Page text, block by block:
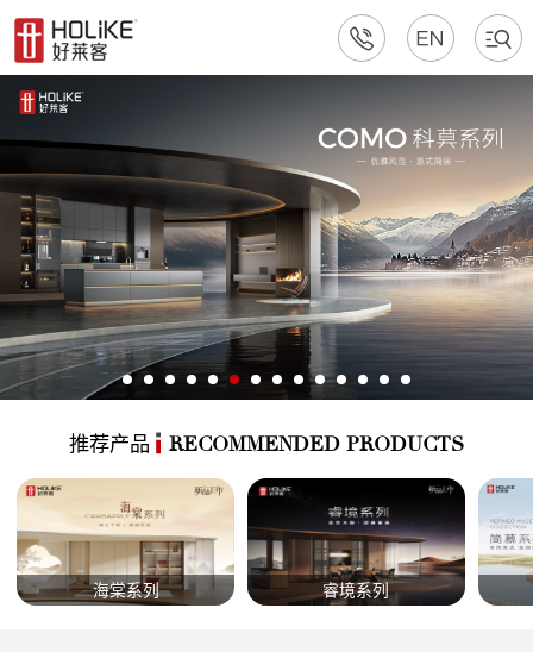
推荐产品 RECOMMENDED PRODUCTS
海棠系列 睿境系列